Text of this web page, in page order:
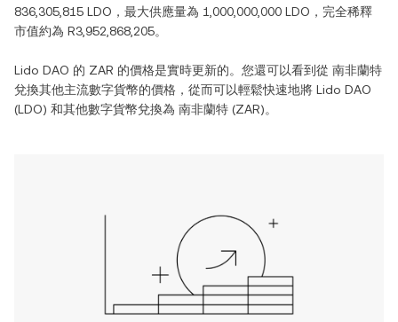
836,305,815 LDO ，最大供應量為 1,000,000,000 LDO ，完全稀釋
市值約為 R3,952,868,205。
Lido DAO 的 ZAR 的價格是實時更新的。您還可以看到從 南非蘭特
兌換其他主流數字貨幣的價格，從而可以輕鬆快速地將 Lido DAO
(LDO) 和其他數字貨幣兌換為 南非蘭特 (ZAR)。